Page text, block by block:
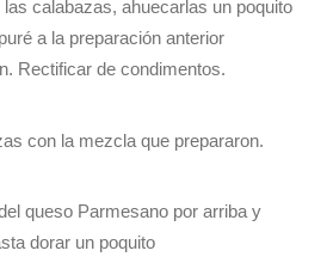
calabazas, ahuecarlas un poquito
a la preparación anterior
Rectificar de condimentos.
con la mezcla que prepararon.
queso Parmesano por arriba y
dorar un poquito